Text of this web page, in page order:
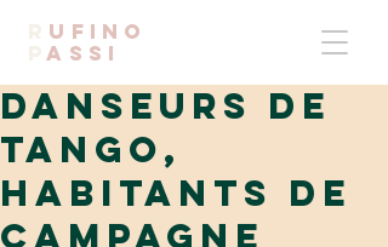
UFINO
pASSI
Danseurs de
tango,
habitants de
campagne